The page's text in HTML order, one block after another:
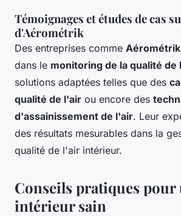
Témoignages et études de cas
d'Aérométrik
Des entreprises comme Aérométrik
dans le monitoring de la qualité de
solutions adaptées telles que des
qualité de l'air ou encore des
d'assainissement de l'air. Leur
des résultats mesurables dans la
qualité de l'air intérieur.
Conseils pratiques pour
intérieur sain